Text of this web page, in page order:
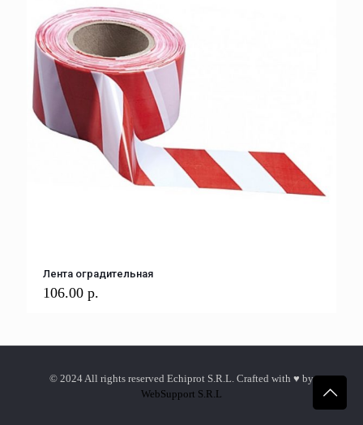
Лента оградительная
106.00 р.
© 2024 All rights reserved Echiprot S.R.L. Crafted with ♥ by
WebSupport S.R.L